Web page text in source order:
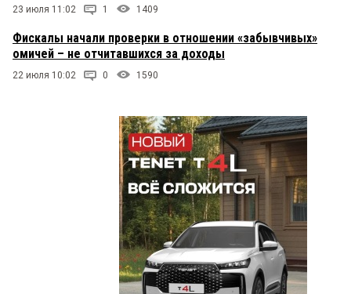
23 июля 11:02 1 1409
Фискалы начали проверки в отношении «забывчивых»
омичей – не отчитавшихся за доходы
22 июля 10:02 0 1590